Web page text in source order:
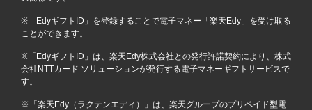
※「EdyギフトID」を登録することで電子マネー「楽天Edy」を受け取る
ことができます。
※「EdyギフトID」は、楽天Edy株式会社との発行許諾契約により、株式
会社NTTカード ソリューションが発行する電子マネーギフトサービスで
す。
※「楽天Edy（ラクテンエディ）」は、楽天グループのプリペイド型電